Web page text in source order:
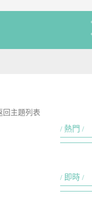
回主題列表
熱門
即時